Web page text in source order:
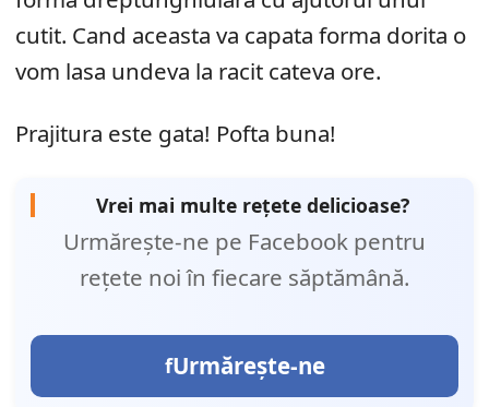
cutit. Cand aceasta va capata forma dorita o
vom lasa undeva la racit cateva ore.
Prajitura este gata! Pofta buna!
Vrei mai multe rețete delicioase?
Urmărește-ne pe Facebook pentru
rețete noi în fiecare săptămână.
Urmărește-ne